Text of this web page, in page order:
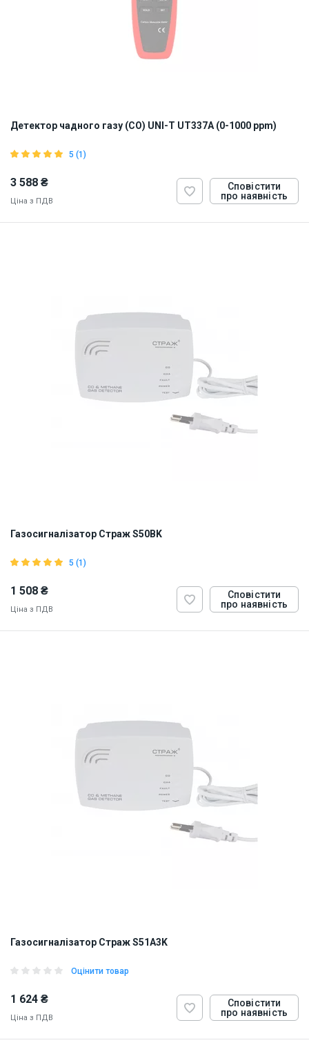
Детектор чадного газу (CO) UNI-T UT337A (0-1000 ppm)
5 (1)
3 588 ₴
Ціна з ПДВ
Сповістити
про наявність
Газосигналізатор Страж S50BK
5 (1)
1 508 ₴
Ціна з ПДВ
Сповістити
про наявність
Газосигналізатор Страж S51A3K
Оцінити товар
1 624 ₴
Ціна з ПДВ
Сповістити
про наявність